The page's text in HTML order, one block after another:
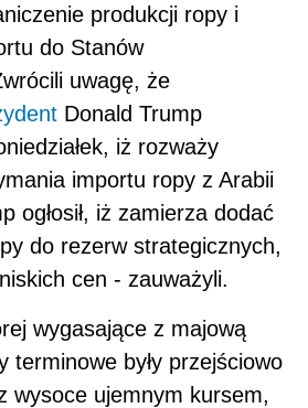
produkcji ropy i
do Stanów
uwagę, że
Donald Trump
iż rozważy
importu ropy z Arabii
ogłosił, iż zamierza dodać
do rezerw strategicznych,
cen - zauważyli.
wygasające z majową
terminowe były przejściowo
wysoce ujemnym kursem,